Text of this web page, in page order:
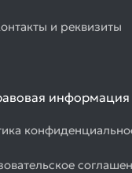
и реквизиты
информация